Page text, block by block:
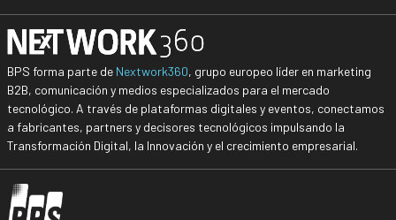
BPS forma parte de Nextwork360, grupo europeo líder en marketing
B2B, comunicación y medios especializados para el mercado
tecnológico. A través de plataformas digitales y eventos, conectamos
a fabricantes, partners y decisores tecnológicos impulsando la
Transformación Digital, la Innovación y el crecimiento empresarial.